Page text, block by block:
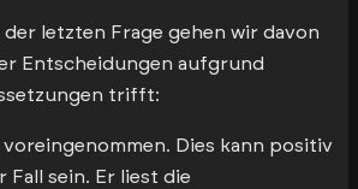
letzten Frage gehen wir davon
Entscheidungen aufgrund
trifft:
Dies kann positiv
Fall sein. Er liest die